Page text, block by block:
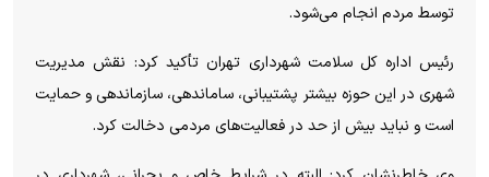
توسط مردم انجام می‌شود.
رئیس اداره کل سلامت شهرداری تهران تأکید کرد: نقش مدیریت
شهری در این حوزه بیشتر پشتیبانی، ساماندهی، سازماندهی و حمایت
است و نباید بیش از حد در فعالیت‌های مردمی دخالت کرد.